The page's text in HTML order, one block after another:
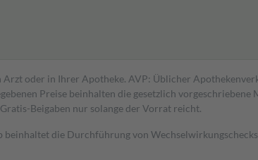
oder in Ihrer Apotheke. AVP: Üblicher
Preise beinhalten die gesetzlich vorgeschriebene
Beigaben nur solange der Vorrat reicht.
die Durchführung von